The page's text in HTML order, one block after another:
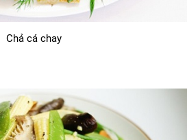
Chả cá chay